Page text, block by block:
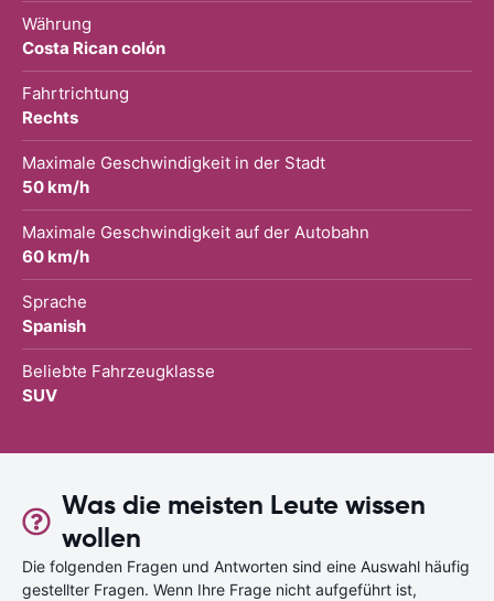
Währung
Costa Rican colón
Fahrtrichtung
Rechts
Maximale Geschwindigkeit in der Stadt
50 km/h
Maximale Geschwindigkeit auf der Autobahn
60 km/h
Sprache
Spanish
Beliebte Fahrzeugklasse
SUV
Was die meisten Leute wissen
wollen
Die folgenden Fragen und Antworten sind eine Auswahl häufig
gestellter Fragen. Wenn Ihre Frage nicht aufgeführt ist,